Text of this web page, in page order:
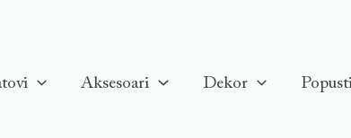
Aksesoari Dekor